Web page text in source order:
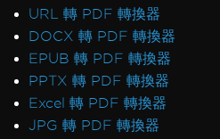
URL 轉 PDF 轉換器
DOCX 轉 PDF 轉換器
EPUB 轉 PDF 轉換器
PPTX 轉 PDF 轉換器
Excel 轉 PDF 轉換器
JPG 轉 PDF 轉換器